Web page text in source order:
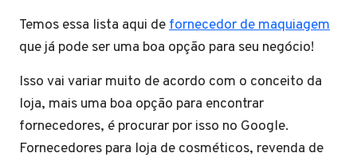
Temos essa lista aqui defornecedor de maquiagem
que já pode ser uma boa opção para seu negócio!
Isso vai variar muito de acordo com o conceito da
loja, mais uma boa opção para encontrar
fornecedores, é procurar por isso no Google.
Fornecedores para loja de cosméticos, revenda de